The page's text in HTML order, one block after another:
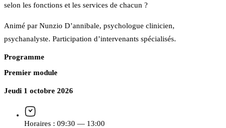
selon les fonctions et les services de chacun ?
Animé par Nunzio D’annibale, psychologue clinicien,
psychanalyste. Participation d’intervenants spécialisés.
Programme
Premier module
Jeudi 1 octobre 2026
Horaires : 09:30 — 13:00